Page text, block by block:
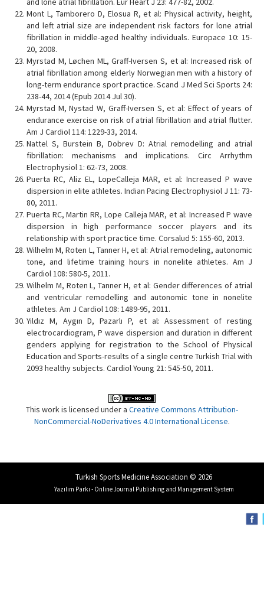
Mont L, Tamborero D, Elosua R, et al: Physical activity, height,
and left atrial size are independent risk factors for lone atrial
fibrillation in middle-aged healthy individuals. Europace 10: 15-
20, 2008.
Myrstad M, Løchen ML, Graff-Iversen S, et al: Increased risk of
atrial fibrillation among elderly Norwegian men with a history of
long-term endurance sport practice. Scand J Med Sci Sports 24:
238-44, 2014 (Epub 2014 Jul 30).
Myrstad M, Nystad W, Graff-Iversen S, et al: Effect of years of
endurance exercise on risk of atrial fibrillation and atrial flutter.
Am J Cardiol 114: 1229-33, 2014.
Nattel S, Burstein B, Dobrev D: Atrial remodelling and atrial
fibrillation: mechanisms and implications. Circ Arrhythm
Electrophysiol 1: 62-73, 2008.
Puerta RC, Aliz EL, LopeCalleja MAR, et al: Increased P wave
dispersion in elite athletes. Indian Pacing Electrophysiol J 11: 73-
80, 2011.
Puerta RC, Martin RR, Lope Calleja MAR, et al: Increased P wave
dispersion in high performance soccer players and its
relationship with sport practice time. Corsalud 5: 155-60, 2013.
Wilhelm M, Roten L, Tanner H, et al: Atrial remodeling, autonomic
tone, and lifetime training hours in nonelite athletes. Am J
Cardiol 108: 580-5, 2011.
Wilhelm M, Roten L, Tanner H, et al: Gender differences of atrial
and ventricular remodelling and autonomic tone in nonelite
athletes. Am J Cardiol 108: 1489-95, 2011.
Yıldız M, Aygın D, Pazarlı P, et al: Assessment of resting
electrocardiogram, P wave dispersion and duration in different
genders applying for registration to the School of Physical
Education and Sports-results of a single centre Turkish Trial with
2093 healthy subjects. Cardiol Young 21: 545-50, 2011.
This work is licensed under a Creative Commons Attribution-
NonCommercial-NoDerivatives 4.0 International License.
Turkish Sports Medicine Association © 2026
Yazılım Parkı - Online Journal Publishing and Management System